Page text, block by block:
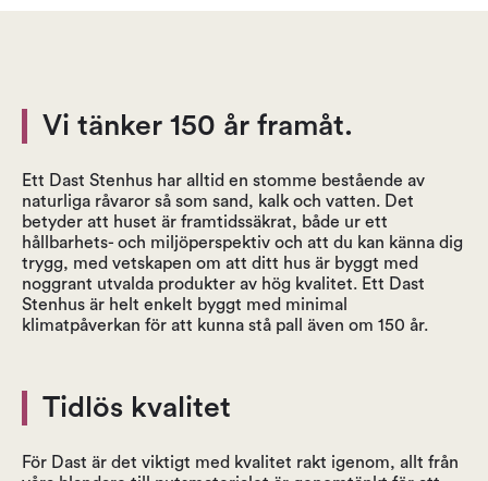
Vi tänker 150 år framåt.
Ett Dast Stenhus har alltid en stomme bestående av
naturliga råvaror så som sand, kalk och vatten. Det
betyder att huset är framtidssäkrat, både ur ett
hållbarhets- och miljöperspektiv och att du kan känna dig
trygg, med vetskapen om att ditt hus är byggt med
noggrant utvalda produkter av hög kvalitet. Ett Dast
Stenhus är helt enkelt byggt med minimal
klimatpåverkan för att kunna stå pall även om 150 år.
Tidlös kvalitet
För Dast är det viktigt med kvalitet rakt igenom, allt från